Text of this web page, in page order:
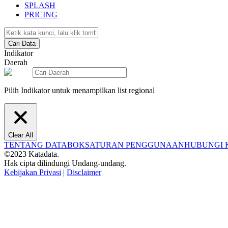
SPLASH
PRICING
Cari Data
Indikator
Daerah
Pilih Indikator untuk menampilkan list regional
Clear All
TENTANG DATABOKSATURAN PENGGUNAANHUBUNGI
©2023 Katadata.
Hak cipta dilindungi Undang-undang.
Kebijakan Privasi | Disclaimer